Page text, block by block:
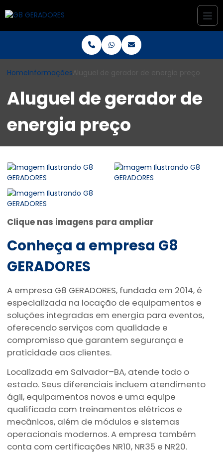
HomeInformaçõesAluguel de gerador de energia preço
Aluguel de gerador de
energia preço
Clique nas imagens para ampliar
Conheça a empresa G8
GERADORES
A empresa G8 GERADORES, fundada em 2014, é
especializada na locação de equipamentos e
soluções integradas em energia para eventos,
oferecendo serviços com qualidade e
compromisso que garantem segurança e
praticidade aos clientes.
Localizada em Salvador–BA, atende todo o
estado. Seus diferenciais incluem atendimento
ágil, equipamentos novos e uma equipe
qualificada com treinamentos elétricos e
mecânicos, além de módulos e sistemas
operacionais modernos. A empresa também
conta com certificações NR10, NR35 e NR20.